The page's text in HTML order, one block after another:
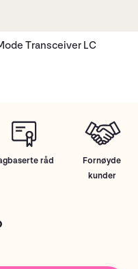
Transceiver LC
råd
Fornøyde
kunder